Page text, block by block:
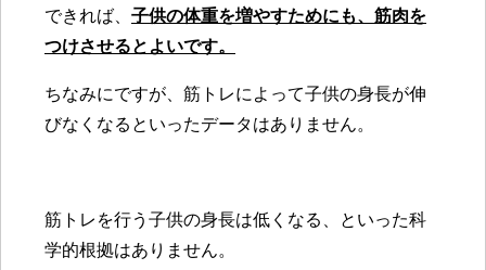
できれば、 子供の体重を増やすためにも、筋肉を
つけさせるとよいです。
ちなみにですが、筋トレによって子供の身長が伸
びなくなるといったデータはありません。
筋トレを行う子供の身長は低くなる、といった科
学的根拠はありません。